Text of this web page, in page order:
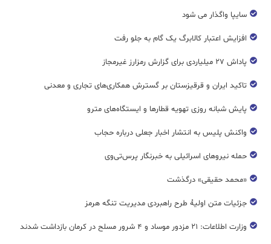
سایپا واگذار می شود
افزایش اعتبار کالابرگ یک گام به جلو رفت
پاداش ۲۷ میلیاردی برای گزارش رمزارز غیرمجاز
تاکید ایران و قرقیزستان بر گسترش همکاری‌های تجاری و معدنی
پایش شبانه روزی تهویه قطار‌ها و ایستگاه‌های مترو
واکنش پلیس به انتشار اخبار جعلی درباره حجاب
حمله نیروهای اسرائیلی به خبرنگار پرس‌تی‌وی
«محمد حقیقی» درگذشت
جزئیات متن اولیۀ طرح راهبردی مدیریت تنگه هرمز
وزارت اطلاعات: ۲۱ مزدور موساد و ۴ شرور مسلح در کرمان بازداشت شدند